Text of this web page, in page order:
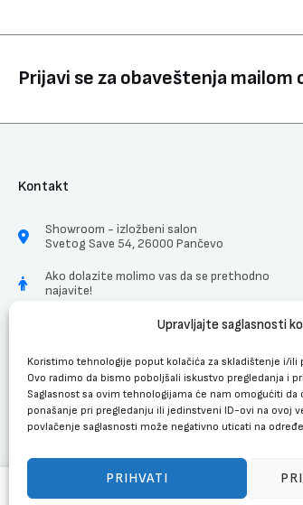
Upravljajte saglasnosti
Koristimo tehnologije poput kolačića za skladištenje i/ili
Ovo radimo da bismo poboljšali iskustvo pregledanja i
Saglasnost sa ovim tehnologijama će nam omogućiti
ponašanje pri pregledanju ili jedinstveni ID-ovi na ovoj
povlačenje saglasnosti može negativno uticati na
PRIHVATI
Prijavi se za obaveštenja mailom
Kontakt
Showroom - izložbeni salon
Svetog Save 54, 26000 Pančevo
Ako dolazite molimo vas da se prethodno
najavite!
Radnim danima 08-16h
069-288-00-30
Bicikl Visitor Moto Cross